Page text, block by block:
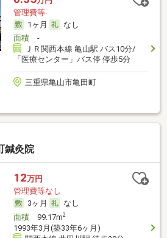
管理費等-
1ヶ月
なし
面積-
ＪＲ関西本線 亀山駅 バス10分/
「医療センター」バス停 停歩5分
三重県亀山市亀田町
鍼灸院
12万円
管理費等なし
3ヶ月
なし
面積99.17m2
1993年3月(築33年6ヶ月)